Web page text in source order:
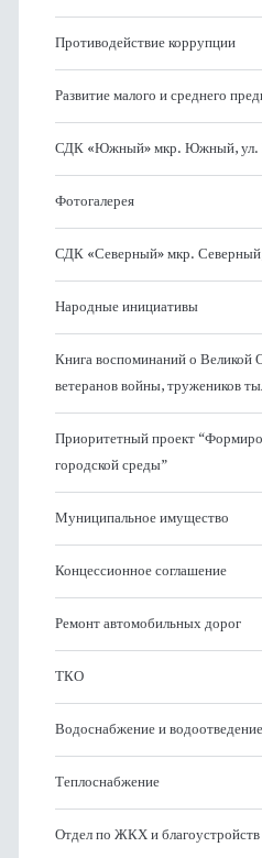
Противодействие коррупции
Развитие малого и среднего
СДК «Южный» мкр. Южный, ул.
Фотогалерея
СДК «Северный» мкр.
Народные инициативы
Книга воспоминаний о Великой
ветеранов войны, тружеников
Приоритетный проект
городской среды”
Муниципальное имущество
Концессионное соглашение
Ремонт автомобильных дорог
ТКО
Водоснабжение и водоотведение
Теплоснабжение
Отдел по ЖКХ и благоустройств